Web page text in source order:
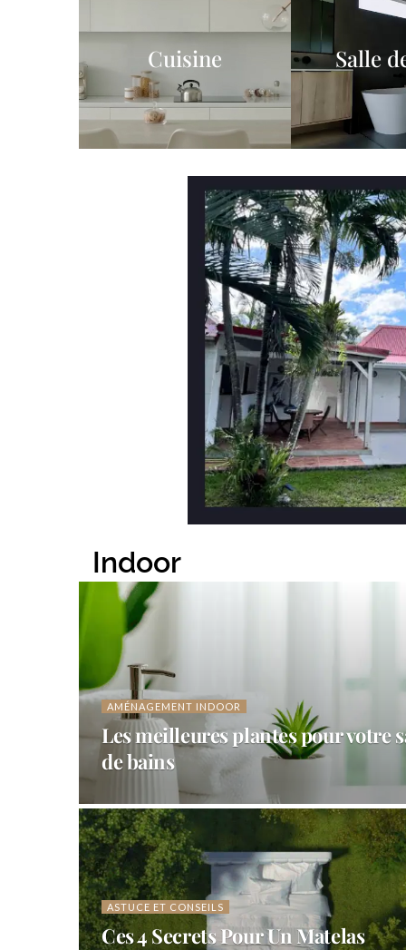
Cuisine Salle
Indoor
AMÉNAGEMENT INDOOR
Les meilleures plantes pour votre
de bains
ASTUCE ET CONSEILS
Ces 4 Secrets Pour Un Matelas